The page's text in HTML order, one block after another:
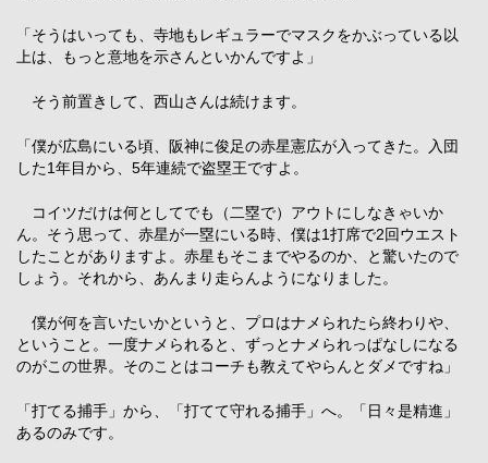
「そうはいっても、寺地もレギュラーでマスクをかぶっている以
上は、もっと意地を示さんといかんですよ」
そう前置きして、西山さんは続けます。
「僕が広島にいる頃、阪神に俊足の赤星憲広が入ってきた。入団
した1年目から、5年連続で盗塁王ですよ。
コイツだけは何としてでも（二塁で）アウトにしなきゃいか
ん。そう思って、赤星が一塁にいる時、僕は1打席で2回ウエスト
したことがありますよ。赤星もそこまでやるのか、と驚いたので
しょう。それから、あんまり走らんようになりました。
僕が何を言いたいかというと、プロはナメられたら終わりや、
ということ。一度ナメられると、ずっとナメられっぱなしになる
のがこの世界。そのことはコーチも教えてやらんとダメですね」
「打てる捕手」から、「打てて守れる捕手」へ。「日々是精進」
あるのみです。